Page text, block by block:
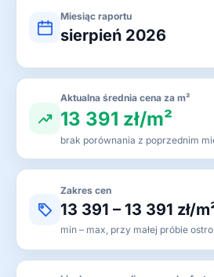
Miesiąc raportu
sierpień 2026
Aktualna średnia cena za m²
13 391 zł/m²
brak porównania z poprzednim
Zakres cen
13 391 – 13 391 zł/
min – max, przy małej próbie